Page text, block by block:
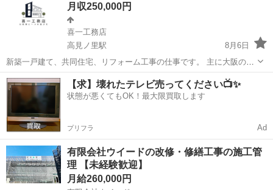
> 普通一種 <歓迎資格> 1級...
月収250,000円
喜一工務店
高見ノ里駅
8月6日
新築一戸建て、共同住宅、リフォーム工事の仕事です。 主に大阪の現
場です。 8.00〜17.00時 休憩時間 10.00〜10.30 12.00〜13.00 15.00〜
15.30 未経験者歓迎 経験者優遇 やる気のある方稼ぎ...
大阪 堺市 高見ノ里駅 大工
【求】壊れたテレビ売ってください📺✨
状態が悪くてもOK！最大限買取します
プリフラ Ad
有限会社ウイードの改修・修繕工事の施工管
理 【未経験歓迎】
月給260,000円